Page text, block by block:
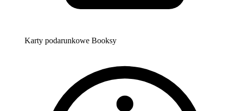
Karty podarunkowe Booksy